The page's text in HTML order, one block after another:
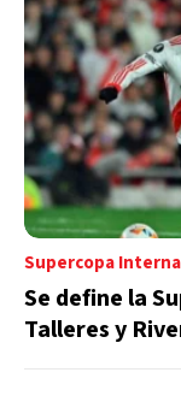
Supercopa
Se define la
Talleres y